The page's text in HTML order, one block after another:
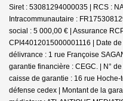
Siret : 53081294000035 | RCS :
Intracommunautaire :
social : 5 000,00 € | Assurance
CPI44012015000001116 | Date
délivrance : 1 rue Françoise
garantie financière : CEGC. | N°
caisse de garantie : 16 rue
défense cedex | Montant de la